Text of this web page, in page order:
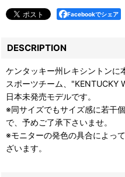
Facebookでシェア
DESCRIPTION
ケンタッキー州レキシントンに
スポーツチーム、"KENTUCKY
日本未発売モデルです。
※同サイズでもサイズ感に若干
で、予めご了承下さいませ。
※モニターの発色の具合によっ
ざいます。